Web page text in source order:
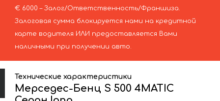
€ 6000 – Залог/Ответственность/Франшиза.
Залоговая сумма блокируется нами на кредитной
карте водителя ИЛИ предоставляется Вами
наличными при получении авто.
Технические характеристики
Мерседес-Бенц S 500 4MATIC